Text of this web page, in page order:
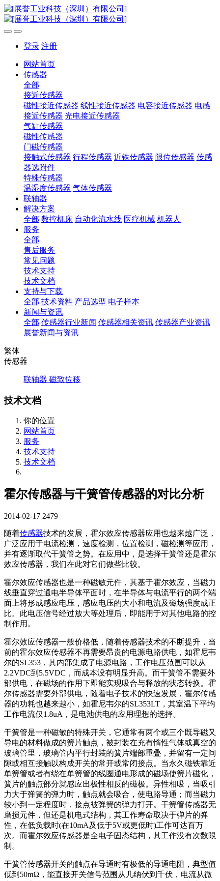
登录 注册
网站首页
传感器
全部
接近传感器
磁性接近传感器 线性接近传感器 电容接近传感器 电感
接近传感器 光电接近传感器
气缸传感器
磁性传感器
门磁传感器
接触式传感器 行程传感器 近铁传感器 限位传感器 传感
器选附件
特殊传感器
温湿度传感器 气体传感器
联轴器
解决方案
全部 数控机床 自动化流水线 医疗机械 机器人
服务
全部
售后服务
常见问题
技术支持
技术文档
支持与下载
全部 技术资料 产品选型 电子样本
新闻与资讯
全部 传感器行业新闻 传感器相关资讯 传感器产业资讯
展誉新闻与资讯
繁体
传感器
联轴器 磁致位移
技术文档
你的位置
网站首页
服务
技术支持
技术文档
霍尔传感器与干簧管传感器的对比分析
2014-02-17 2479
随着传感器技术的发展，霍尔效应传感器应用也越来越广泛，
广泛应用于电流检测，速度检测，位置检测，磁检测等应用，
并有逐渐取代干簧管之势。在应用中，是选择干簧管还是霍尔
效应传感器，我们在此对它们做些比较。
霍尔效应传感器也是一种磁敏元件，其基于霍尔效应，当磁力
线垂直穿过通电半导体平面时，在半导体与电流平行的两个端
面上将形成感应电压，感应电压的大小和电流及磁场强度成正
比。此电压信号经过放大等处理后，即能用于对其他电路的控
制作用。
霍尔效应传感器一般价格低，随着传感器技术的不断提升，当
前的霍尔效应传感器不再需要昂贵的电源电路供电，如霍尼韦
尔的SL353，其内部集成了电源电路，工作电压范围可以从
2.2VDC到5.5VDC，而成本没有明显升高。而干簧管不需要外
部供电，在磁场的作用下即能实现吸合与释放的状态转换。霍
尔传感器需要外部供电，随着电子技术的快速发展，霍尔传感
器的功耗也越来越小，如霍尼韦尔的SL353LT，其室温下平均
工作电流仅1.8uA，是电池供电的应用理想的选择。
干簧管是一种磁敏的特殊开关，它通常有两个或三个既导磁又
导电的材料做成的簧片触点，被封装在充有惰性气体或真空的
玻璃管里，玻璃管内平行封装的簧片端部重叠，并留有一定间
隙或相互接触以构成开关的常开或常闭接点。当永久磁铁靠近
单簧管或者有绕在单簧管的线圈通电形成的磁场使簧片磁化，
簧片的触点部分就感应出极性相反的磁极。异性相吸，当吸引
力大于弹簧的弹力时，触点就会吸合，使电路导通；而当磁力
较小到一定程度时，接点被弹簧的弹力打开。干簧管传感器无
磨损元件，但还是机电式结构，其工作寿命取决于弹片的弹
性，在低负载时(在10mA及低于5V或更低时)工作可达百万
次。而霍尔效应传感器是全电子固态结构，其工作没有次数限
制。
干簧管传感器开关的触点在导通时有极低的导通电阻，典型值
低到50mΩ，能直接开关信号范围从几纳伏到千伏，电流从微